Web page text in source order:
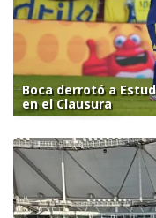
Boca derrotó a
en el Clausura